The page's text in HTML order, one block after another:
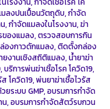
ลงปนเปื้อนวัตถุดิบ,กำจัด
,กำจัดแมลงในโรงงาน,ฆ่า
ของแมลง,ตรวจสอบการกิน
องกาวดักแมลง,ติดตั้งกล่อง
ยงานเชิงสถิติแมลง,น้ำยาฆ่า
,บริการพ่นฆ่าเชิ้อโรค โควิด19,
โควิด19,พ่นยาฆ่าเชื้อไวรัส
ยระบบ GMP,อบรมการกำจัด
น,อบรมการกำจัดสัตว์รบกวน